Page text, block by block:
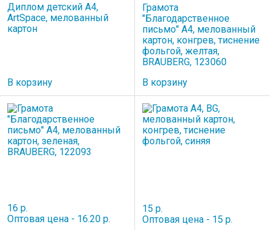
Диплом детский А4,
ArtSpace, мелованный
картон
В корзину
Грамота
"Благодарственное
письмо" А4, мелованный
картон, конгрев, тиснение
фольгой, желтая,
BRAUBERG, 123060
В корзину
16 р.
Оптовая цена - 16.20 р.
15 р.
Оптовая цена - 15 р.